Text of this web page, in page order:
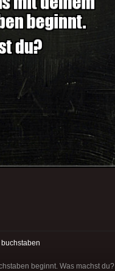
buchstaben
beginnt. Was machst du?